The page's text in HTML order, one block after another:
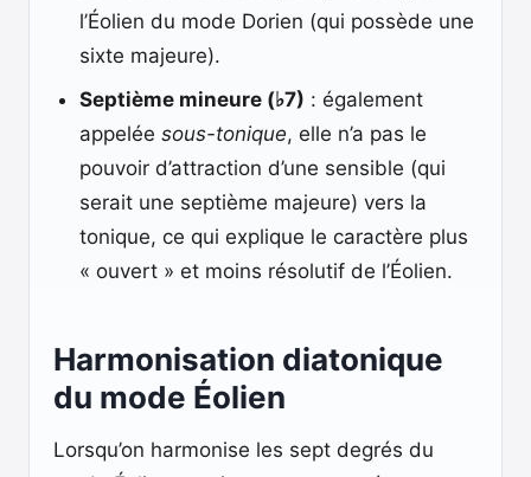
l’Éolien du mode Dorien (qui possède une
sixte majeure).
Septième mineure (♭7) : également
appelée sous-tonique, elle n’a pas le
pouvoir d’attraction d’une sensible (qui
serait une septième majeure) vers la
tonique, ce qui explique le caractère plus
« ouvert » et moins résolutif de l’Éolien.
Harmonisation diatonique
du mode Éolien
Lorsqu’on harmonise les sept degrés du